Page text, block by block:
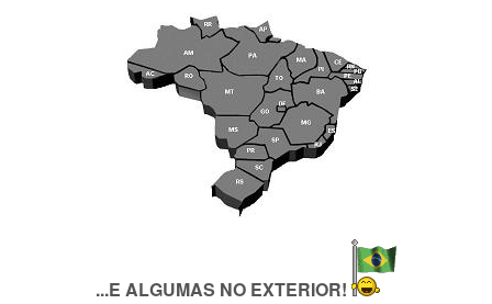
...E ALGUMAS NO EXTERIOR!